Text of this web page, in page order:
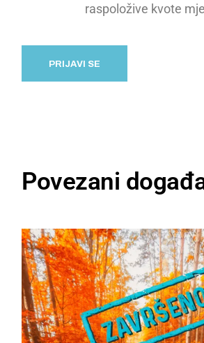
raspoložive kvote
PRIJAVI SE
Povezani